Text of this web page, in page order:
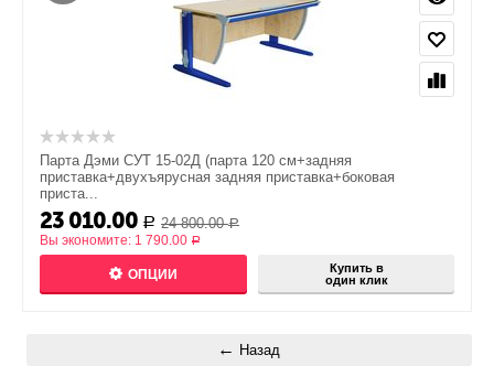
Парта Дэми СУТ 15-02Д (парта 120 см+задняя
приставка+двухъярусная задняя приставка+боковая
приста...
23 010.00 Р 24 800.00 Р
Вы экономите: 1 790.00 Р
ОПЦИИ
Купить в
один клик
Назад